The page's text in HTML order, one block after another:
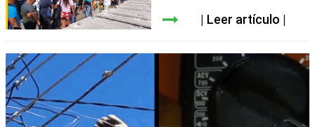
Leer artículo